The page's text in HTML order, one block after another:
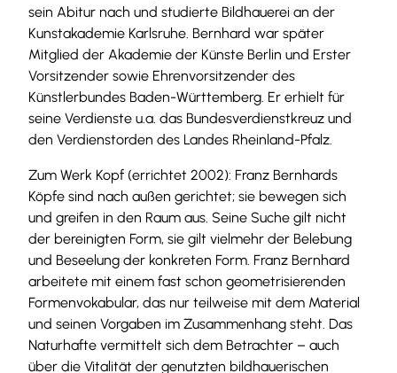
sein Abitur nach und studierte Bildhauerei an der
Kunstakademie Karlsruhe. Bernhard war später
Mitglied der Akademie der Künste Berlin und Erster
Vorsitzender sowie Ehrenvorsitzender des
Künstlerbundes Baden-Württemberg. Er erhielt für
seine Verdienste u.a. das Bundesverdienstkreuz und
den Verdienstorden des Landes Rheinland-Pfalz.
Zum Werk Kopf (errichtet 2002): Franz Bernhards
Köpfe sind nach außen gerichtet; sie bewegen sich
und greifen in den Raum aus. Seine Suche gilt nicht
der bereinigten Form, sie gilt vielmehr der Belebung
und Beseelung der konkreten Form. Franz Bernhard
arbeitete mit einem fast schon geometrisierenden
Formenvokabular, das nur teilweise mit dem Material
und seinen Vorgaben im Zusammenhang steht. Das
Naturhafte vermittelt sich dem Betrachter – auch
über die Vitalität der genutzten bildhauerischen